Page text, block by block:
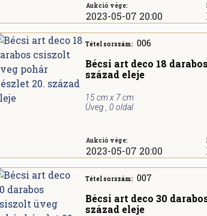
Aukció vége:
2023-05-07 20:00
Tétel sorszám: 006
Bécsi art deco 18
század eleje
15 cm x 7 cm
Üveg , 0 oldal
Aukció vége:
2023-05-07 20:00
Tétel sorszám: 007
Bécsi art deco 30
század eleje